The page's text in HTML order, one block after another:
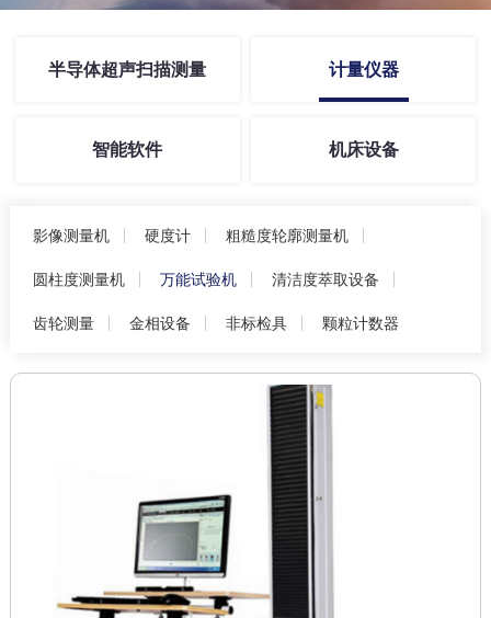
半导体超声扫描测量 计量仪器
智能软件 机床设备
影像测量机 硬度计 粗糙度轮廓测量机
圆柱度测量机 万能试验机 清洁度萃取设备
齿轮测量 金相设备 非标检具 颗粒计数器